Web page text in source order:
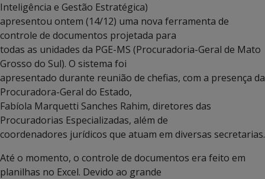
Inteligência e Gestão Estratégica)
apresentou ontem (14/12) uma nova ferramenta de
controle de documentos projetada para
todas as unidades da PGE-MS (Procuradoria-Geral de Mato
Grosso do Sul). O sistema foi
apresentado durante reunião de chefias, com a presença da
Procuradora-Geral do Estado,
Fabíola Marquetti Sanches Rahim, diretores das
Procuradorias Especializadas, além de
coordenadores jurídicos que atuam em diversas secretarias.
Até o momento, o controle de documentos era feito em
planilhas no Excel. Devido ao grande